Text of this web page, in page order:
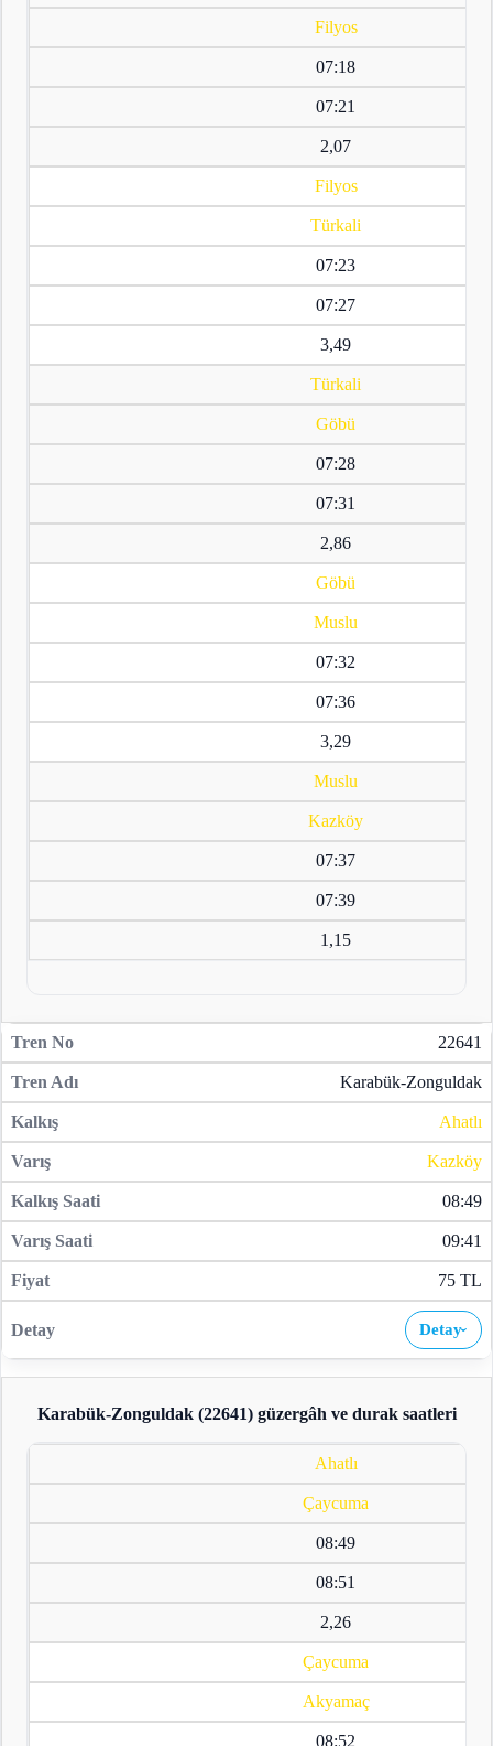
Filyos
07:18
07:21
2,07
Filyos
Türkali
07:23
07:27
3,49
Türkali
Göbü
07:28
07:31
2,86
Göbü
Muslu
07:32
07:36
3,29
Muslu
Kazköy
07:37
07:39
1,15
22641
Karabük-Zonguldak
Ahatlı
Kazköy
08:49
09:41
75 TL
Detay›
Karabük-Zonguldak (22641)güzergâh ve durak saatleri
Ahatlı
Çaycuma
08:49
08:51
2,26
Çaycuma
Akyamaç
08:52